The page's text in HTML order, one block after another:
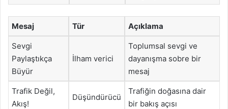
Mesaj Tür Açıklama
Sevgi
Paylaştıkça
Büyür
İlham verici
Toplumsal sevgi ve
dayanışma sobre bir
mesaj
Trafik Değil,
Akış!
Düşündürücü
Trafiğin doğasına dair
bir bakış açısı